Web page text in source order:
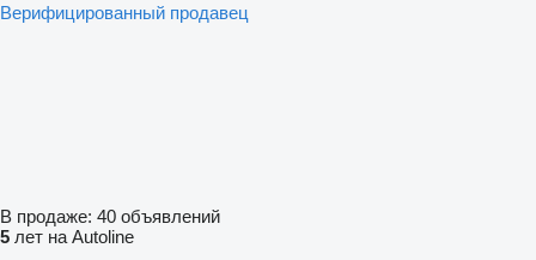
Верифицированный продавец
В продаже: 40 объявлений
5 лет на Autoline